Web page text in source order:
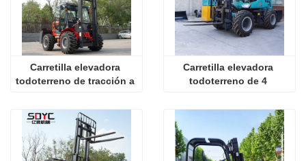
Carretilla elevadora
todoterreno de tracción a
toneladas
Carretilla elevadora
todoterreno de 4